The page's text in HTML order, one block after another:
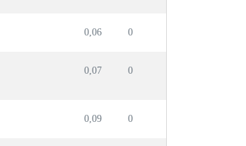
0,06 0
0,07 0
0,09 0